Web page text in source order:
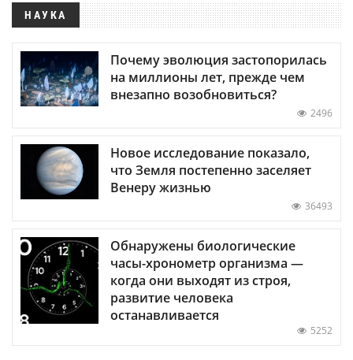
НАУКА
Почему эволюция застопорилась
на миллионы лет, прежде чем
внезапно возобновиться?
2496
Новое исследование показало,
что Земля постепенно заселяет
Венеру жизнью
36493
Обнаружены биологические
часы-хронометр организма —
когда они выходят из строя,
развитие человека
останавливается
5252